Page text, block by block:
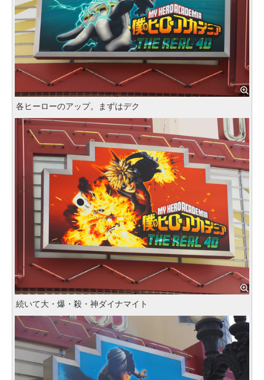
各ヒーローのアップ。まずはデク
続いて大・爆・殺・神ダイナマイト